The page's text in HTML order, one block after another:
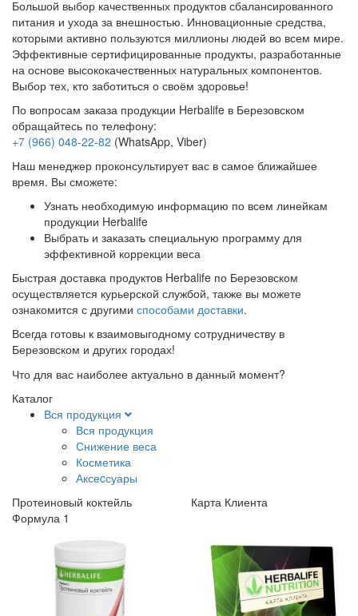
Большой выбор качественных продуктов сбалансированного
питания и ухода за внешностью. Инновационные средства,
которыми активно пользуются миллионы людей во всем мире.
Эффективные сертифицированные продукты, разработанные
на основе высококачественных натуральных компонентов.
Выбор тех, кто заботиться о своём здоровье!
По вопросам заказа продукции Herbalife в Березовском
обращайтесь по телефону:
+7 (966) 048-22-82 (WhatsApp, Viber)
Наш менеджер проконсультирует вас в самое ближайшее
время. Вы сможете:
Узнать необходимую информацию по всем линейкам
продукции Herbalife
Выбрать и заказать специальную программу для
эффективной коррекции веса
Быстрая доставка продуктов Herbalife по Березовском
осуществляется курьерской службой, также вы можете
ознакомится с другими способами доставки.
Всегда готовы к взаимовыгодному сотрудничеству в
Березовском и других городах!
Что для вас наиболее актуально в данный момент?
Каталог
Вся продукция
Вся продукция
Снижение веса
Косметика
Аксеcсуары
Протеиновый коктейль
Формула 1
Карта Клиента